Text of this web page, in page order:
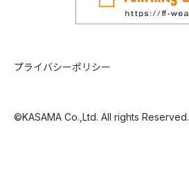
©KASAMA Co.,Ltd. All rights Reserved.
プライバシーポリシー